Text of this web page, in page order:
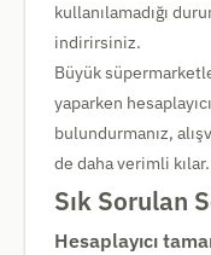
kullanılamadığı
indirirsiniz.
Büyük
yaparken
bulundurmanız,
de daha verimli kılar.
Sık Sorulan
Hesaplayıcı